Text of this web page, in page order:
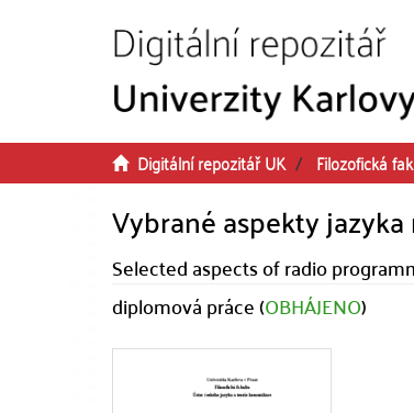
Digitální repozitář UK Filozofická
Vybrané aspekty
Selected aspects of radio
diplomová práce (OBHÁJENO)